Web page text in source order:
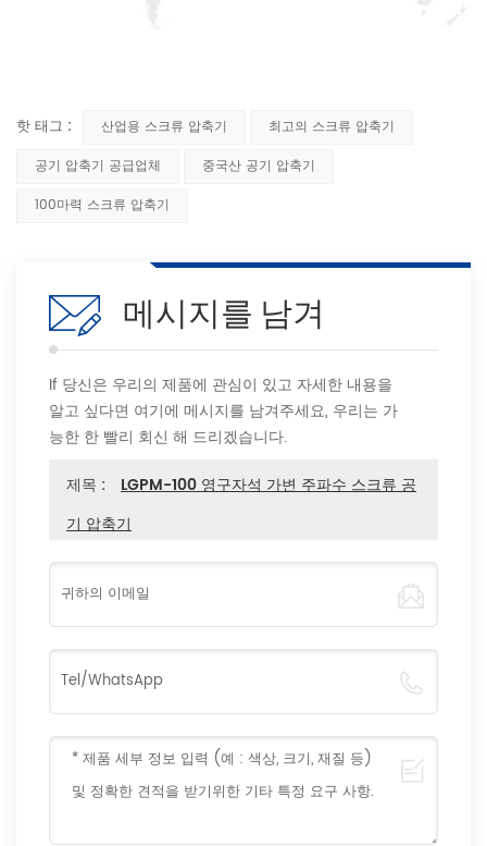
핫 태그 : 산업용 스크류 압축기
최고의 스크류 압축기
공기 압축기 공급업체
중국산 공기 압축기
100마력 스크류 압축기
메시지를 남겨
If 당신은 우리의 제품에 관심이 있고 자세한 내용을
알고 싶다면 여기에 메시지를 남겨주세요, 우리는 가
능한 한 빨리 회신 해 드리겠습니다.
제목 :
LGPM-100 영구자석 가변 주파수 스크류 공
기 압축기